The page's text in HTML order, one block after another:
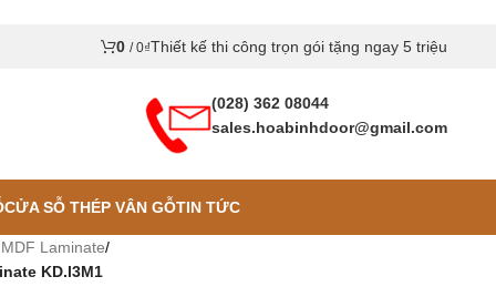
0 / 0₫Thiết kế thi công trọn gói tặng ngay 5 triệu
(028) 362 08044
sales.hoabinhdoor@gmail.com
CỬA SỖ THÉP VÂN GỖTIN TỨC
Laminate/
KD.l3M1